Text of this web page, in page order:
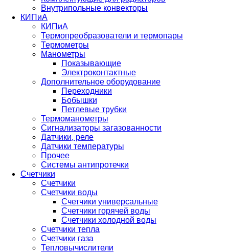
Внутрипольные конвекторы
КИПиА
КИПиА
Термопреобразователи и термопары
Термометры
Манометры
Показывающие
Электроконтактные
Дополнительное оборудование
Переходники
Бобышки
Петлевые трубки
Термоманометры
Сигнализаторы загазованности
Датчики, реле
Датчики температуры
Прочее
Системы антипротечки
Счетчики
Счетчики
Счетчики воды
Счетчики универсальные
Счетчики горячей воды
Счетчики холодной воды
Счетчики тепла
Счетчики газа
Тепловычислители